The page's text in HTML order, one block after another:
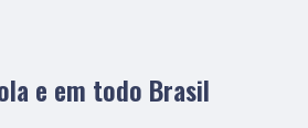
e em todo Brasil